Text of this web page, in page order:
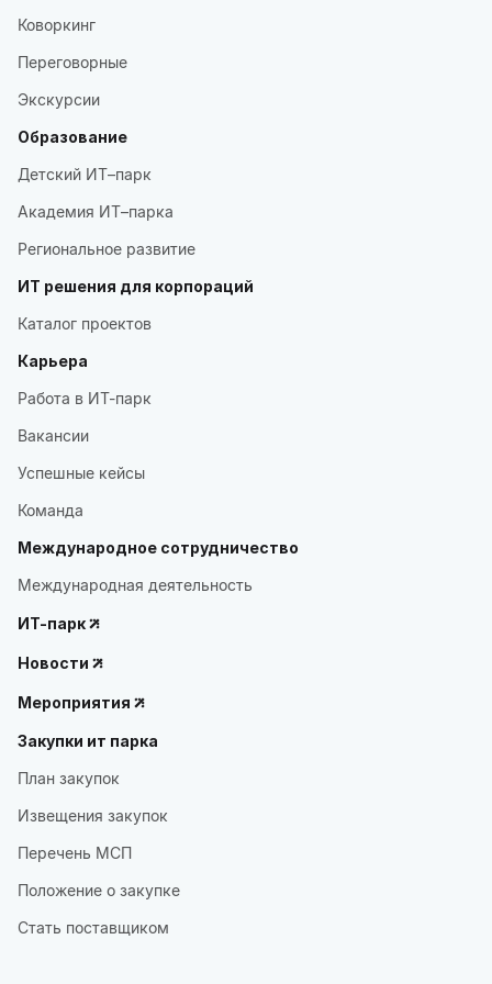
Коворкинг
Переговорные
Экскурсии
Образование
Детский ИТ–парк
Академия ИТ–парка
Региональное развитие
ИТ решения для корпораций
Каталог проектов
Карьера
Работа в ИТ-парк
Вакансии
Успешные кейсы
Команда
Международное сотрудничество
Международная деятельность
ИТ-парк
Новости
Мероприятия
Закупки ит парка
План закупок
Извещения закупок
Перечень МСП
Положение о закупке
Стать поставщиком